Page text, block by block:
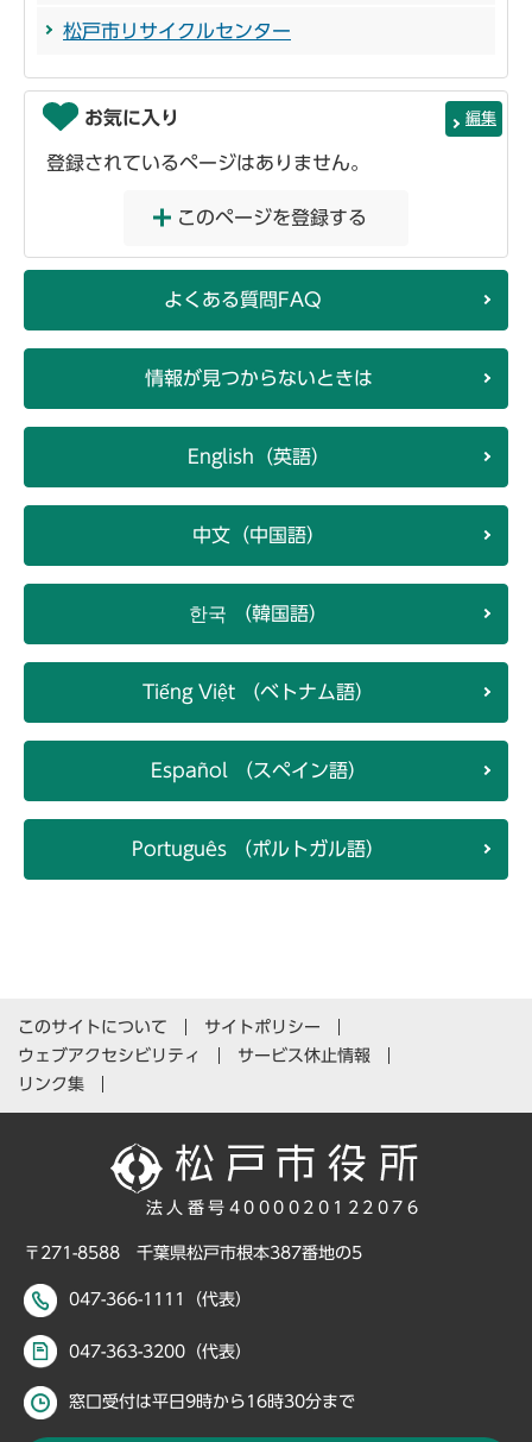
松戸市リサイクルセンター
お気に入り 編集
登録されているページはありません。
このページを登録する
よくある質問FAQ
情報が見つからないときは
English（英語）
中文（中国語）
한국 （韓国語）
Tiếng Việt （ベトナム語）
Español （スペイン語）
Português （ポルトガル語）
このサイトについて
サイトポリシー
ウェブアクセシビリティ
サービス休止情報
リンク集
法人番号4000020122076
〒271-8588 千葉県松戸市根本387番地の5
047-366-1111（代表）
047-363-3200（代表）
窓口受付は平日9時から16時30分まで